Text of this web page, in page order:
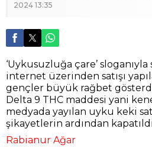
2024 13:35
‘Uykusuzluğa çare’ sloganıyla
internet üzerinden satışı
gençler büyük rağbet
Delta 9 THC maddesi yani
medyada yayılan uyku keki
şikayetlerin ardından
Rabianur Ağar